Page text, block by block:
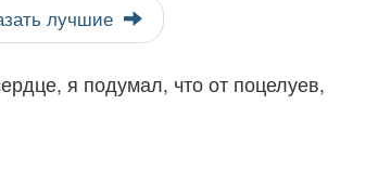
лучшие
я подумал, что от поцелуев,